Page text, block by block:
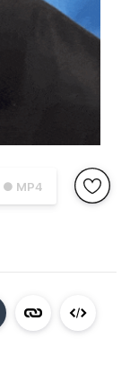
● MP4